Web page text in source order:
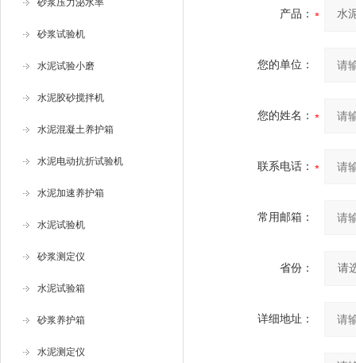
砂浆压力泌水率
砂浆试验机
水泥试验小磨
水泥胶砂搅拌机
水泥混凝土养护箱
水泥电动抗折试验机
水泥加速养护箱
水泥试验机
砂浆测定仪
水泥试验箱
砂浆养护箱
水泥测定仪
产品：
您的单位：
您的姓名：
联系电话：
常用邮箱：
省份：
详细地址：